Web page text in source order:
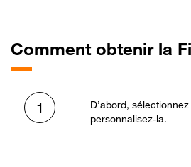
Comment obtenir la
1
D’abord,
personnalisez-la.